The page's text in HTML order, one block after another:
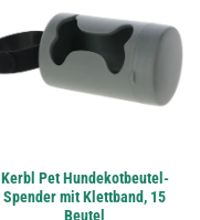
Kerbl Pet Hundekotbeutel-
Spender mit Klettband, 15
Beutel